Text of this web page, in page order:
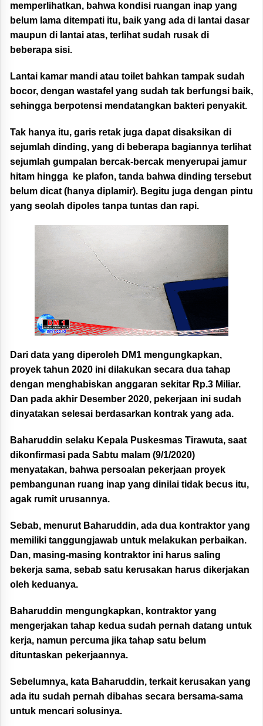
memperlihatkan, bahwa kondisi ruangan inap yang
belum lama ditempati itu, baik yang ada di lantai dasar
maupun di lantai atas, terlihat sudah rusak di
beberapa sisi.
Lantai kamar mandi atau toilet bahkan tampak sudah
bocor, dengan wastafel yang sudah tak berfungsi baik,
sehingga berpotensi mendatangkan bakteri penyakit.
Tak hanya itu, garis retak juga dapat disaksikan di
sejumlah dinding, yang di beberapa bagiannya terlihat
sejumlah gumpalan bercak-bercak menyerupai jamur
hitam hingga ke plafon, tanda bahwa dinding tersebut
belum dicat (hanya diplamir). Begitu juga dengan pintu
yang seolah dipoles tanpa tuntas dan rapi.
Dari data yang diperoleh DM1 mengungkapkan,
proyek tahun 2020 ini dilakukan secara dua tahap
dengan menghabiskan anggaran sekitar Rp.3 Miliar.
Dan pada akhir Desember 2020, pekerjaan ini sudah
dinyatakan selesai berdasarkan kontrak yang ada.
Baharuddin selaku Kepala Puskesmas Tirawuta, saat
dikonfirmasi pada Sabtu malam (9/1/2020)
menyatakan, bahwa persoalan pekerjaan proyek
pembangunan ruang inap yang dinilai tidak becus itu,
agak rumit urusannya.
Sebab, menurut Baharuddin, ada dua kontraktor yang
memiliki tanggungjawab untuk melakukan perbaikan.
Dan, masing-masing kontraktor ini harus saling
bekerja sama, sebab satu kerusakan harus dikerjakan
oleh keduanya.
Baharuddin mengungkapkan, kontraktor yang
mengerjakan tahap kedua sudah pernah datang untuk
kerja, namun percuma jika tahap satu belum
dituntaskan pekerjaannya.
Sebelumnya, kata Baharuddin, terkait kerusakan yang
ada itu sudah pernah dibahas secara bersama-sama
untuk mencari solusinya.